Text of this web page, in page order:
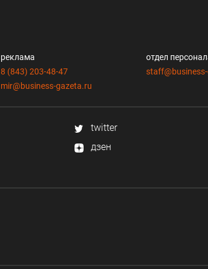
реклама
8 (843) 203-48-47
mir@business-gazeta.ru
отдел
twitter
дзен